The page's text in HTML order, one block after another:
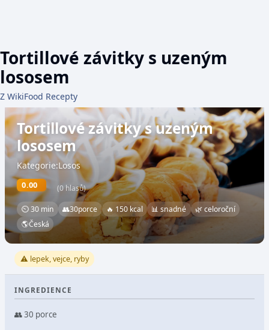
Tortillové závitky s uzeným
lososem
Z WikiFood Recepty
Tortillové závitky s uzeným
lososem
Kategorie:Losos
0.00 (0 hlasů)
⏲ 30 min 👥30porce 🔥 150 kcal 📊 snadné
🌿 celoroční
🌎Česká
⚠️ lepek, vejce, ryby
INGREDIENCE
👥 30 porce